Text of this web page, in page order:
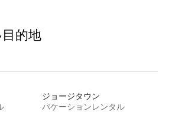
的⁠地
ジョージタウン
バケーションレンタル